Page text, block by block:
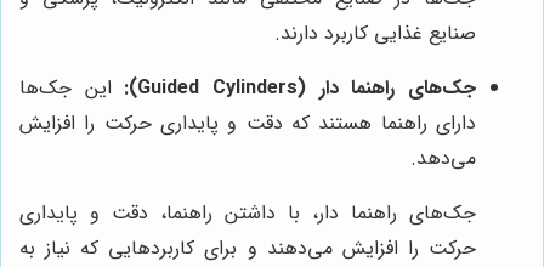
صنایع غذایی کاربرد دارند.
جک‌های راهنما دار (Guided Cylinders):
این جک‌ها
دارای راهنما هستند که دقت و پایداری حرکت را افزایش
می‌دهد.
جک‌های راهنما دار، با داشتن راهنما، دقت و پایداری
حرکت را افزایش می‌دهند و برای کاربردهایی که نیاز به